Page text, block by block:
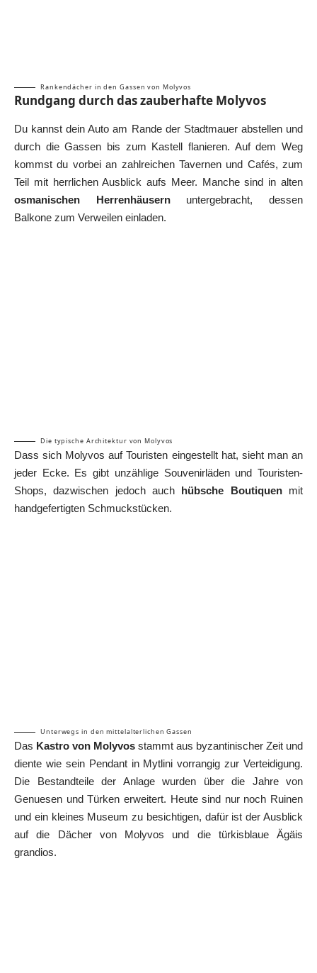
Rankendächer in den Gassen von Molyvos
Rundgang durch das zauberhafte Molyvos
Du kannst dein Auto am Rande der Stadtmauer abstellen und
durch die Gassen bis zum Kastell flanieren. Auf dem Weg
kommst du vorbei an zahlreichen Tavernen und Cafés, zum
Teil mit herrlichen Ausblick aufs Meer. Manche sind in alten
osmanischen Herrenhäusernuntergebracht, dessen
Balkone zum Verweilen einladen.
Die typische Architektur von Molyvos
Dass sich Molyvos auf Touristen eingestellt hat, sieht man an
jeder Ecke. Es gibt unzählige Souvenirläden und Touristen-
Shops, dazwischen jedoch auch hübsche Boutiquenmit
handgefertigten Schmuckstücken.
Unterwegs in den mittelalterlichen Gassen
Das Kastro von Molyvos stammt aus byzantinischer Zeit und
diente wie sein Pendant in Mytlini vorrangig zur Verteidigung.
Die Bestandteile der Anlage wurden über die Jahre von
Genuesen und Türken erweitert. Heute sind nur noch Ruinen
und ein kleines Museum zu besichtigen, dafür ist der Ausblick
auf die Dächer von Molyvos und die türkisblaue Ägäis
grandios.